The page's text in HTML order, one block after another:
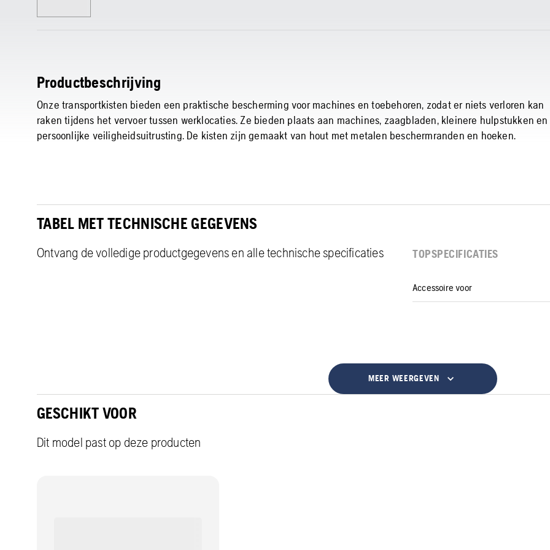
Productbeschrijving
Onze transportkisten bieden een praktische bescherming voor machines en toebehoren, zodat er niets verloren kan
raken tijdens het vervoer tussen werklocaties. Ze bieden plaats aan machines, zaagbladen, kleinere hulpstukken en
persoonlijke veiligheidsuitrusting. De kisten zijn gemaakt van hout met metalen beschermranden en hoeken.
TABEL MET TECHNISCHE GEGEVENS
Ontvang de volledige productgegevens en alle technische specificaties TOPSPECIFICATIES
Accessoire voor
MEER WEERGEVEN
GESCHIKT VOOR
Dit model past op deze producten